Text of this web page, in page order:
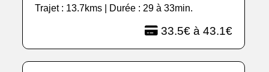
Trajet : 13.7kms | Durée : 29 à 33min.
33.5€ à 43.1€